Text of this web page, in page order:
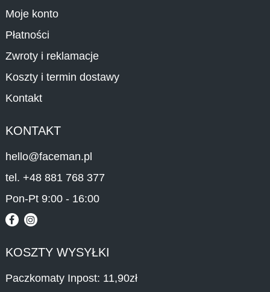
Moje konto
Płatności
Zwroty i reklamacje
Koszty i termin dostawy
Kontakt
KONTAKT
hello@faceman.pl
tel. +48 881 768 377
Pon-Pt 9:00 - 16:00
KOSZTY WYSYŁKI
Paczkomaty Inpost: 11,90zł